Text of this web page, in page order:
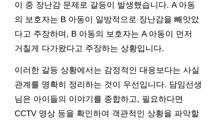
이 중 장난감 문제로 갈등이 발생했습니다. A 아동
의 보호자는 B 아동이 일방적으로 장난감을 빼앗았
다고 주장하며, B 아동의 보호자는 A 아동이 먼저
거칠게 다가왔다고 주장하는 상황입니다.
이러한 갈등 상황에서는 감정적인 대응보다는 사실
관계를 명확히 정리하는 것이 우선입니다. 담임선생
님은 아이들의 이야기를 종합하고, 필요하다면
CCTV 영상 등을 확인하여 객관적인 상황을 파악할